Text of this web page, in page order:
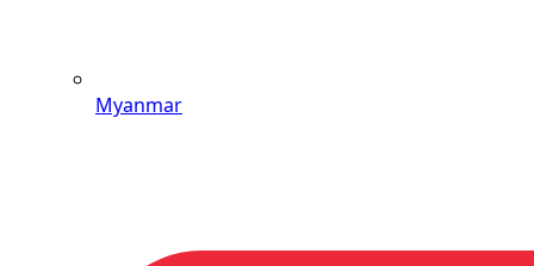
Myanmar